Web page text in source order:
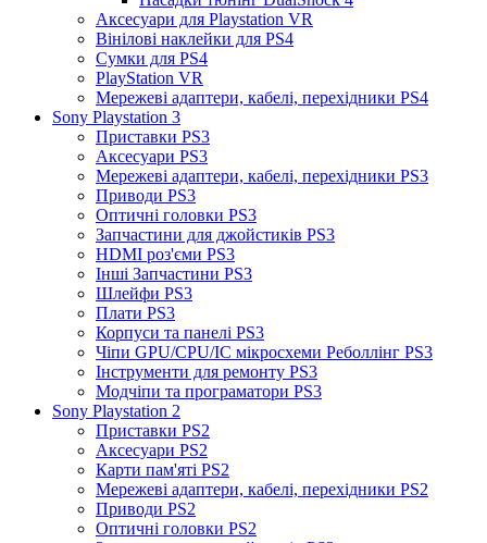
Аксесуари для Playstation VR
Вінілові наклейки для PS4
Сумки для PS4
PlayStation VR
Мережеві адаптери, кабелі, перехідники PS4
Sony Playstation 3
Приставки PS3
Аксесуари PS3
Мережеві адаптери, кабелі, перехідники PS3
Приводи PS3
Оптичні головки PS3
Запчастини для джойстиків PS3
HDMI роз'єми PS3
Інші Запчастини PS3
Шлейфи PS3
Плати PS3
Корпуси та панелі PS3
Чіпи GPU/CPU/IC мікросхеми Реболлінг PS3
Інструменти для ремонту PS3
Модчіпи та програматори PS3
Sony Playstation 2
Приставки PS2
Аксесуари PS2
Карти пам'яті PS2
Мережеві адаптери, кабелі, перехідники PS2
Приводи PS2
Оптичні головки PS2